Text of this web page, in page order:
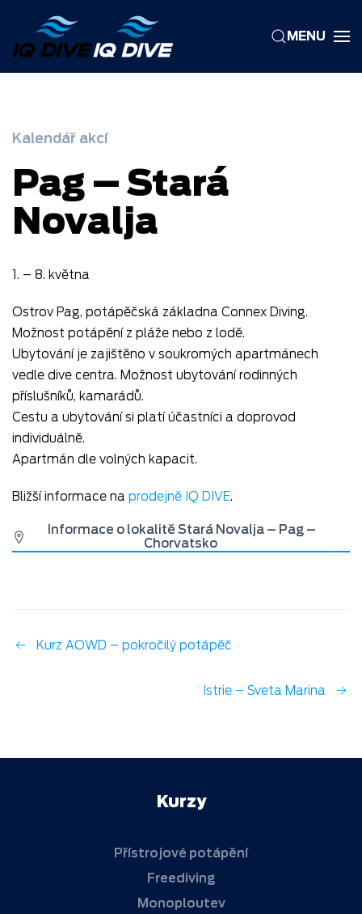
Skip to main content
MENU
Kalendář akcí
Pag – Stará
Novalja
1. – 8. května
Ostrov Pag, potápěčská základna Connex Diving.
Možnost potápění z pláže nebo z lodě.
Ubytování je zajištěno v soukromých apartmánech
vedle dive centra. Možnost ubytování rodinných
příslušníků, kamarádů.
Cestu a ubytování si platí účastníci a doprovod
individuálně.
Apartmán dle volných kapacit.
Bližší informace na prodejně IQ DIVE.
Informace o lokalitě Stará Novalja – Pag –
Chorvatsko
Kurz AOWD – pokročilý potápěč
Istrie – Sveta Marina
Kurzy
Přístrojové potápění
Freediving
Monoploutev